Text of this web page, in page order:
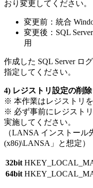
おり変更してください。
変更前：統合
変更後：SQL
用
作成した SQL Server ロ
指定してください。
4) レジストリ設定の削除
※ 本作業はレジストリを
※ 必ず事前にレジスト
実施してください。
（LANSA インストール
(x86)\LANSA」と想定）
32bit
64bit